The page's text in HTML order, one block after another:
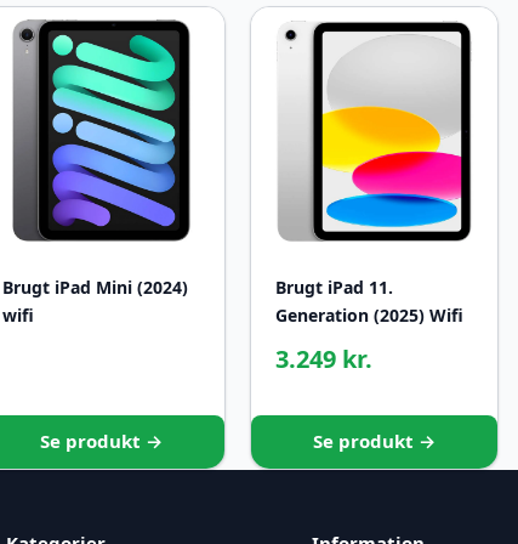
Brugt iPad Mini (2024)
wifi
Se produkt →
Brugt iPad 11.
Generation (2025) Wifi
3.249 kr.
Se produkt →